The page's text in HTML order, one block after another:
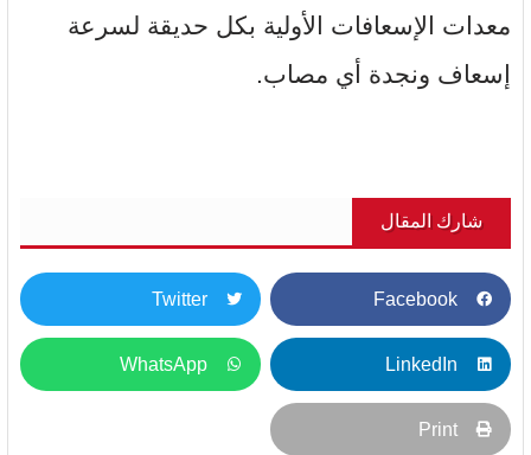
معدات الإسعافات الأولية بكل حديقة لسرعة
إسعاف ونجدة أي مصاب.
شارك المقال
Facebook
Twitter
LinkedIn
WhatsApp
Print